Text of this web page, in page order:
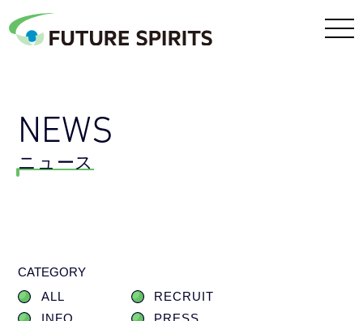
NEWS
ニュース
CATEGORY
ALL
RECRUIT